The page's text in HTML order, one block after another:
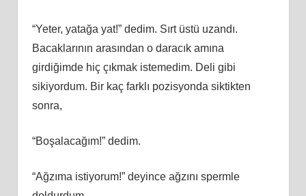
“Yeter, yatağa yat!” dedim. Sırt üstü uzandı.
Bacaklarının arasından o daracık amına
girdiğimde hiç çıkmak istemedim. Deli gibi
sikiyordum. Bir kaç farklı pozisyonda siktikten
sonra,
“Boşalacağım!” dedim.
“Ağzıma istiyorum!” deyince ağzını spermle